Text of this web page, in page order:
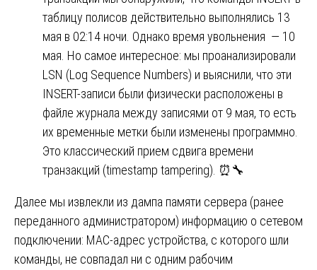
таблицу полисов действительно выполнялись 13
мая в 02:14 ночи. Однако время увольнения — 10
мая. Но самое интересное: мы проанализировали
LSN (Log Sequence Numbers) и выяснили, что эти
INSERT-записи были физически расположены в
файле журнала между записями от 9 мая, то есть
их временные метки были изменены программно.
Это классический прием сдвига времени
транзакций (timestamp tampering). ⏰🔧
Далее мы извлекли из дампа памяти сервера (ранее
переданного администратором) информацию о сетевом
подключении: MAC-адрес устройства, с которого шли
команды, не совпадал ни с одним рабочим